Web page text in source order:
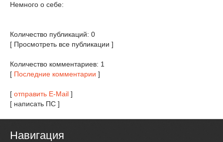
Немного о себе:
Количество публикаций: 0
[ Просмотреть все публикации ]
Количество комментариев: 1
[ Последние комментарии ]
[ отправить E-Mail ]
[ написать ПС ]
Навигация